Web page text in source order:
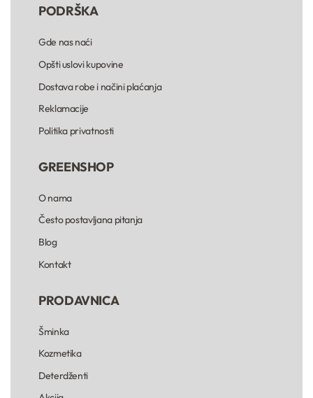
PODRŠKA
Gde nas naći
Opšti uslovi kupovine
Dostava robe i načini plaćanja
Reklamacije
Politika privatnosti
GREENSHOP
O nama
Često postavljana pitanja
Blog
Kontakt
PRODAVNICA
Šminka
Kozmetika
Deterdženti